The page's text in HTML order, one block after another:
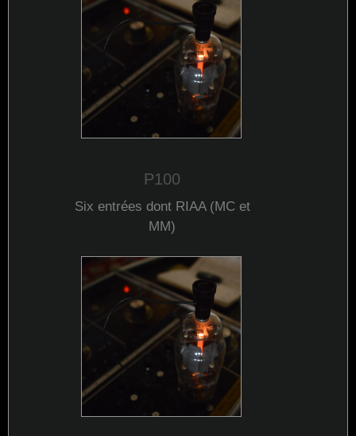
P100
Six entrées dont RIAA(MCet
MM)